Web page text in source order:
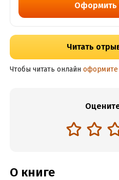
Оформить
Читать
Чтобы читать онлайн оформите
О книге